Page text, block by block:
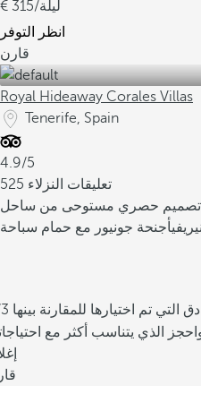
315 /ليلة
انظر التوفر
قارن
Royal Hideaway Corales Villas
Tenerife, Spain
4.9/5
525 تعليقات النزلاء
تصميم حصري مستوحى من ساحل
أجنحة جونيور مع حمام سباحة
التي تم اختيارها للمقارنة بينها
الذي يتناسب أكثر مع